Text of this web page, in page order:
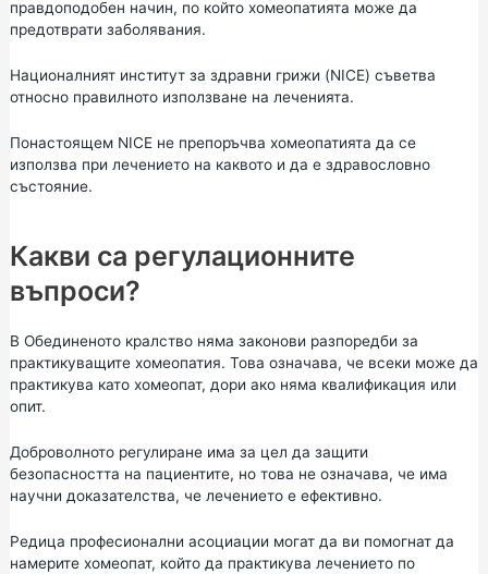
правдоподобен начин, по който хомеопатията може да
предотврати заболявания.
Националният институт за здравни грижи (NICE) съветва
относно правилното използване на леченията.
Понастоящем NICE не препоръчва хомеопатията да се
използва при лечението на каквото и да е здравословно
състояние.
Какви са регулационните
въпроси?
В Обединеното кралство няма законови разпоредби за
практикуващите хомеопатия. Това означава, че всеки може да
практикува като хомеопат, дори ако няма квалификация или
опит.
Доброволното регулиране има за цел да защити
безопасността на пациентите, но това не означава, че има
научни доказателства, че лечението е ефективно.
Редица професионални асоциации могат да ви помогнат да
намерите хомеопат, който да практикува лечението по